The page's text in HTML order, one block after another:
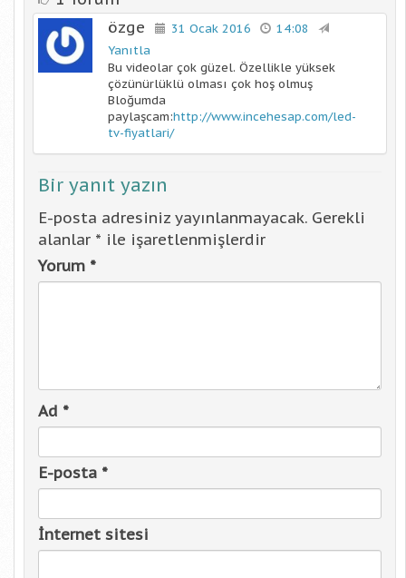
özge 31 Ocak 2016
14:08
Yanıtla
Bu videolar çok güzel. Özellikle yüksek
çözünürlüklü olması çok hoş olmuş
Bloğumda
paylaşcam:http://www.incehesap.com/led-
tv-fiyatlari/
Bir yanıt yazın
E-posta adresiniz yayınlanmayacak. Gerekli
alanlar * ile işaretlenmişlerdir
Yorum *
Ad *
E-posta *
İnternet sitesi